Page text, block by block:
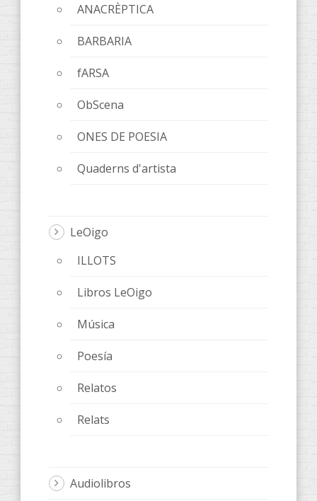
ANACRÈPTICA
BARBARIA
fARSA
ObScena
ONES DE POESIA
Quaderns d'artista
LeOigo
ILLOTS
Libros LeOigo
Música
Poesía
Relatos
Relats
Audiolibros